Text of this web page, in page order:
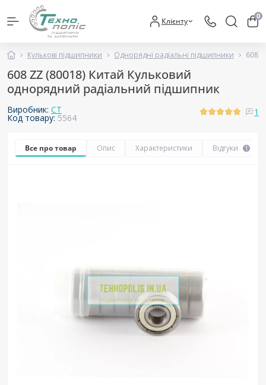
Клієнту 0
Кулькові підшипники Однорядні радіальні підшипники 608
608 ZZ (80018) Китай Кульковий
однорядний радіальний підшипник
Виробник: CT
Код товару:5564
1
Все про товар Опис Характеристики Відгуки 1